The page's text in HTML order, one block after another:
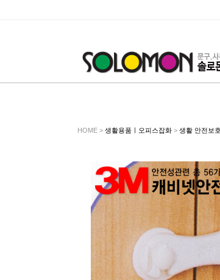
HOME > 생활용품ㅣ오피스잡화 > 생활 안전보